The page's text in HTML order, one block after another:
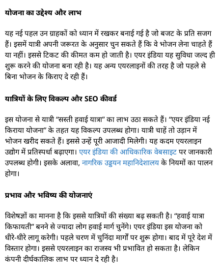
योजना का उद्देश्य और लाभ
यह नई पहल उन ग्राहकों को ध्यान में रखकर बनाई गई है जो बजट के प्रति सजग
हैं। इसमें यात्री अपनी जरूरत के अनुसार चुन सकते हैं कि वे भोजन लेना चाहते हैं
या नहीं। इससे टिकट की कीमत कम हो जाती है। एयर इंडिया यह सुविधा जल्द ही
शुरू करने की योजना बना रही है। यह अन्य एयरलाइनों की तरह है जो पहले से
बिना भोजन के किराए दे रही हैं।
यात्रियों के लिए विकल्प और SEO कीवर्ड
इस योजना से यात्री “सस्ती हवाई यात्रा” का लाभ उठा सकते हैं। “एयर इंडिया नई
किराया योजना” के तहत यह विकल्प उपलब्ध होगा। यात्री चाहें तो उड़ान में
भोजन खरीद सकते हैं। इससे उन्हें पूरी आजादी मिलेगी। यह कदम एयरलाइन
उद्योग में प्रतिस्पर्धा बढ़ाएगा। एयर इंडिया की आधिकारिक वेबसाइट पर जानकारी
उपलब्ध होगी। इसके अलावा, नागरिक उड्डयन महानिदेशालय के नियमों का पालन
होगा।
प्रभाव और भविष्य की योजनाएं
विशेषज्ञों का मानना है कि इससे यात्रियों की संख्या बढ़ सकती है। “हवाई यात्रा
किफायती” बनने से ज्यादा लोग हवाई मार्ग चुनेंगे। एयर इंडिया इस योजना को
धीरे-धीरे लागू करेगी। पहले चरण में चुनिंदा मार्गों पर शुरू होगा। बाद में पूरे देश में
विस्तार होगा। इससे एयरलाइन का राजस्व भी प्रभावित हो सकता है। लेकिन
कंपनी दीर्घकालिक लाभ पर ध्यान दे रही है।